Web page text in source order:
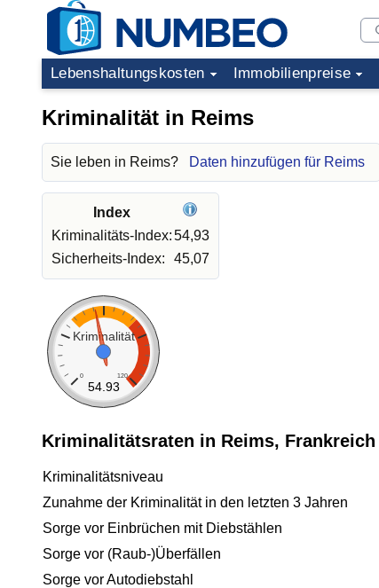
Lebenshaltungskosten Immobilienpreise
Kriminalität in Reims
Sie leben in Reims? Daten hinzufügen für Reims
Index
Kriminalitäts-Index:54,93
Sicherheits-Index:
45,07
Kriminalität
0 120
54.93
Kriminalitätsraten in Reims, Frankreich
Kriminalitätsniveau
Zunahme der Kriminalität in den letzten 3 Jahren
Sorge vor Einbrüchen mit Diebstählen
Sorge vor (Raub-)Überfällen
Sorge vor Autodiebstahl